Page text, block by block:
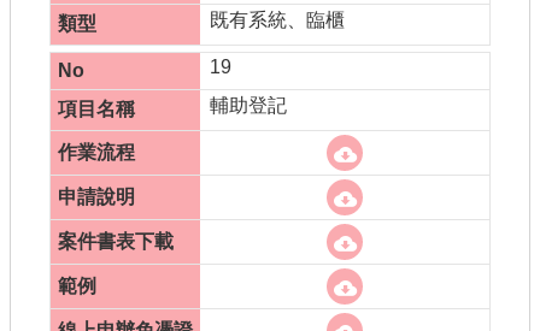
既有系統、臨櫃
19
輔助登記